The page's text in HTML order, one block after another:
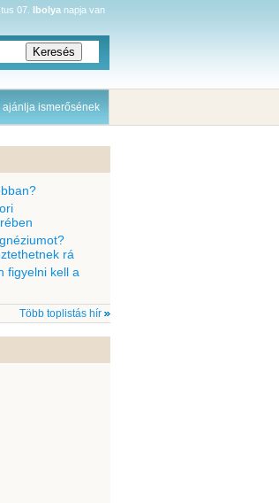
07. Ibolya napja van
ajánlja ismerősének
rá
figyelni kell a
Több toplistás hír